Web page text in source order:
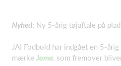
Nyhed: Ny 5-årig tøjaftale på
JAI Fodbold har indgået en 5-
mærke Joma, som fremover